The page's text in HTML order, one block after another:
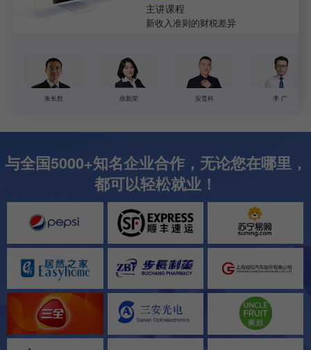
主讲课程
新收入准则的财税差异
朱长胜 徐新荣 安贵科 李 广
与全国5000+知名企业合作，无论您在哪里，
都可以轻松就业！